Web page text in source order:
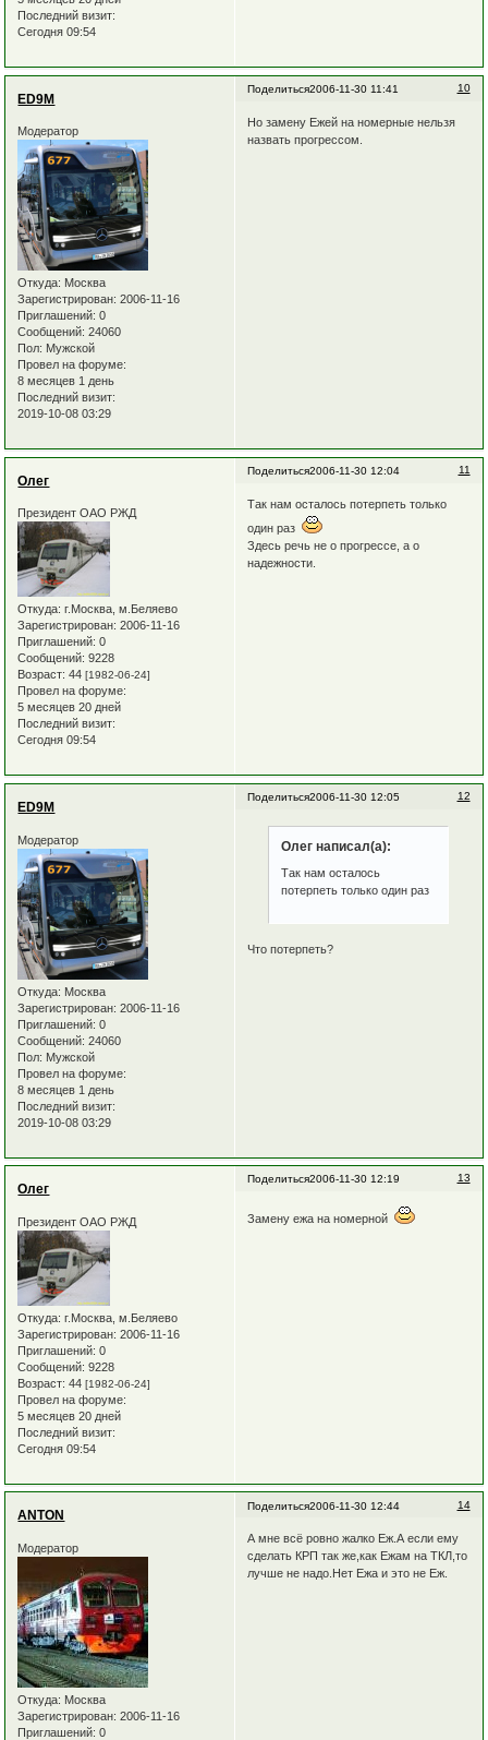
Последний визит:
Сегодня 09:54
Поделиться 10
2006-11-30 11:41
ED9M
Модератор
Откуда: Москва
Зарегистрирован: 2006-11-16
Приглашений: 0
Сообщений: 24060
Пол: Мужской
Провел на форуме:
8 месяцев 1 день
Последний визит:
2019-10-08 03:29
Но замену Ежей на номерные нельзя
назвать прогрессом.
Поделиться 11
2006-11-30 12:04
Олег
Президент ОАО РЖД
Откуда: г.Москва, м.Беляево
Зарегистрирован: 2006-11-16
Приглашений: 0
Сообщений: 9228
Возраст: 44[1982-06-24]
Провел на форуме:
5 месяцев 20 дней
Последний визит:
Сегодня 09:54
Так нам осталось потерпеть только
один раз
Здесь речь не о прогрессе, а о
надежности.
Поделиться 12
2006-11-30 12:05
ED9M
Модератор
Откуда: Москва
Зарегистрирован: 2006-11-16
Приглашений: 0
Сообщений: 24060
Пол: Мужской
Провел на форуме:
8 месяцев 1 день
Последний визит:
2019-10-08 03:29
Олег написал(а):
Так нам осталось
потерпеть только один раз
Что потерпеть?
Поделиться 13
2006-11-30 12:19
Олег
Президент ОАО РЖД
Откуда: г.Москва, м.Беляево
Зарегистрирован: 2006-11-16
Приглашений: 0
Сообщений: 9228
Возраст: 44[1982-06-24]
Провел на форуме:
5 месяцев 20 дней
Последний визит:
Сегодня 09:54
Замену ежа на номерной
Поделиться 14
2006-11-30 12:44
ANTON
Модератор
Откуда: Москва
Зарегистрирован: 2006-11-16
Приглашений: 0
А мне всё ровно жалко Еж.А если ему
сделать КРП так же,как Ежам на ТКЛ,то
лучше не надо.Нет Ежа и это не Еж.